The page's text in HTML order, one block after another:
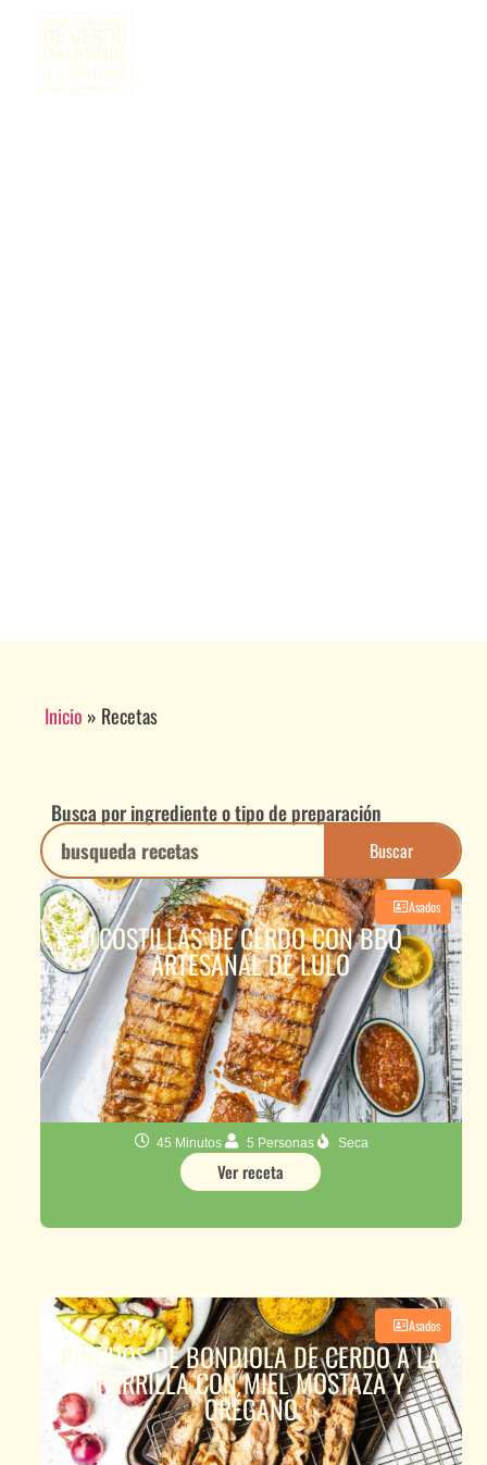
Inicio » Recetas
Busca por ingrediente o tipo de preparación
Buscar
Asados
COSTILLAS DE CERDO CON BBQ
ARTESANAL DE LULO
45 Minutos 5 Personas Seca
Ver receta
Asados
PINCHOS DE BONDIOLA DE CERDO A LA
PARRILLA CON MIEL MOSTAZA Y
ORÉGANO